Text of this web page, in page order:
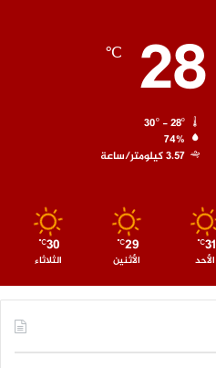
28
℃
74%
3.57 كيلومتر/ساعة
31
℃
الأحد
29
℃
الأثنين
30
℃
الثلاثاء